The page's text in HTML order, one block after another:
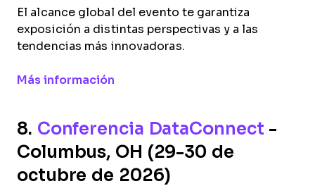
El alcance global del evento te garantiza
exposición a distintas perspectivas y a las
tendencias más innovadoras.
Más información
8. Conferencia DataConnect -
Columbus, OH (29-30 de
octubre de 2026)